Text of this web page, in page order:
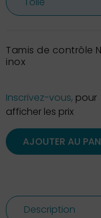
Tamis de contrôle
inox
Inscrivez-vous, pour
afficher les prix
AJOUTER AU
Description